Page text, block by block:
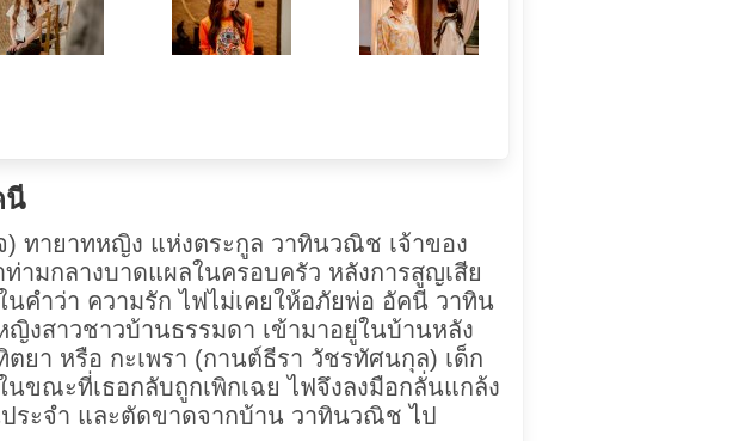
นี
ทายาทหญิง แห่งตระกูล วาทินวณิช เจ้าของ
ามกลางบาดแผลในครอบครัว หลังการสูญเสีย
คำว่า ความรัก ไฟไม่เคยให้อภัยพ่อ อัคนี วาทิน
สาวชาวบ้านธรรมดา เข้ามาอยู่ในบ้านหลัง
ยา หรือ กะเพรา (กานต์ธีรา วัชรทัศนกุล) เด็ก
ขณะที่เธอกลับถูกเพิกเฉย ไฟจึงลงมือกลั่นแกล้ง
ประจำ และตัดขาดจากบ้าน วาทินวณิช ไป